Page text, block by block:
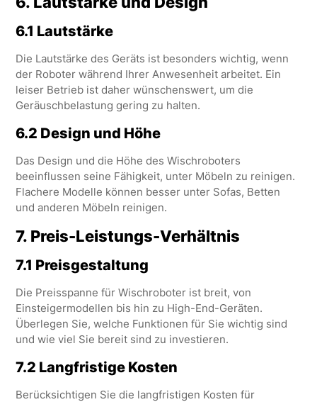
6.1 Lautstärke
Die Lautstärke des Geräts ist besonders wichtig, wenn
der Roboter während Ihrer Anwesenheit arbeitet. Ein
leiser Betrieb ist daher wünschenswert, um die
Geräuschbelastung gering zu halten.
6.2 Design und Höhe
Das Design und die Höhe des Wischroboters
beeinflussen seine Fähigkeit, unter Möbeln zu reinigen.
Flachere Modelle können besser unter Sofas, Betten
und anderen Möbeln reinigen.
7. Preis-Leistungs-Verhältnis
7.1 Preisgestaltung
Die Preisspanne für Wischroboter ist breit, von
Einsteigermodellen bis hin zu High-End-Geräten.
Überlegen Sie, welche Funktionen für Sie wichtig sind
und wie viel Sie bereit sind zu investieren.
7.2 Langfristige Kosten
Berücksichtigen Sie die langfristigen Kosten für